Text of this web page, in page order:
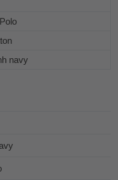
navy